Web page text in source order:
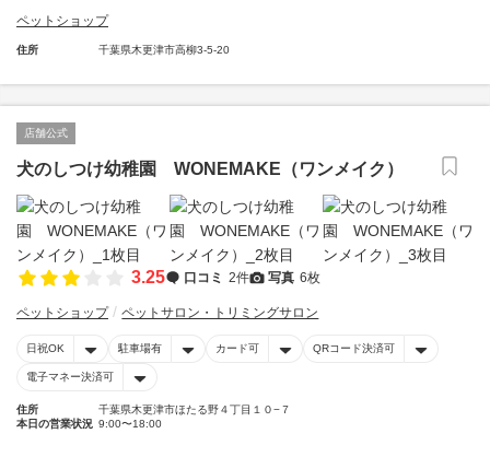
ペットショップ
住所 千葉県木更津市高柳3-5-20
店舗公式
犬のしつけ幼稚園 WONEMAKE（ワンメイク）
3.25 口コミ 2件 写真 6枚
ペットショップ ペットサロン・トリミングサロン
日祝OK 駐車場有 カード可 QRコード決済可
電子マネー決済可
住所
千葉県木更津市ほたる野４丁目１０−７
本日の営業状況 9:00〜18:00